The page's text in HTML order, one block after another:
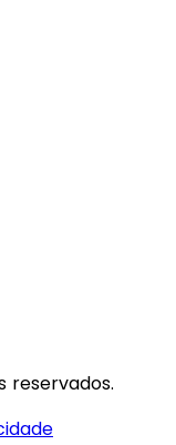
reservados.